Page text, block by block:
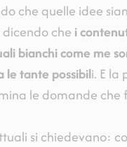
che quelle idee
che i
bianchi come me
le tante possibili. E la
le domande che
si chiedevano: